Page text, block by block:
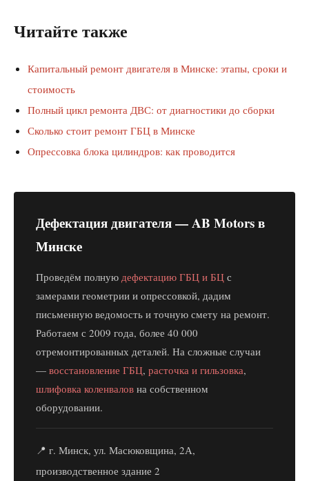
Читайте также
Капитальный ремонт двигателя в Минске: этапы, сроки и
стоимость
Полный цикл ремонта ДВС: от диагностики до сборки
Сколько стоит ремонт ГБЦ в Минске
Опрессовка блока цилиндров: как проводится
Дефектация двигателя — AB Motors в
Минске
Проведём полную дефектацию ГБЦ и БЦ с
замерами геометрии и опрессовкой, дадим
письменную ведомость и точную смету на ремонт.
Работаем с 2009 года, более 40 000
отремонтированных деталей. На сложные случаи
— восстановление ГБЦ, расточка и гильзовка,
шлифовка коленвалов на собственном
оборудовании.
📍 г. Минск, ул. Масюковщина, 2А,
производственное здание 2